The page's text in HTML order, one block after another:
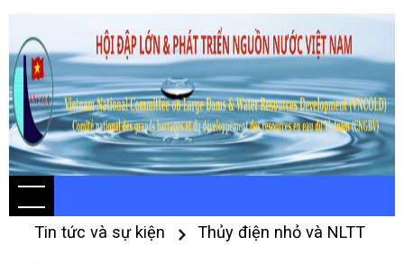
Tin tức và sự kiện Thủy điện nhỏ và NLTT